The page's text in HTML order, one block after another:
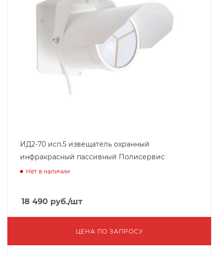
ИД2-70 исп.5 извещатель охранный
инфракрасный пассивный Полисервис
Нет в наличии
18 490 руб./шт
ЦЕНА ПО ЗАПРОСУ